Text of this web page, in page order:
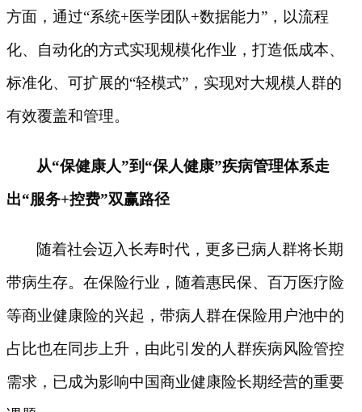
方面，通过“系统+医学团队+数据能力”，以流程
化、自动化的方式实现规模化作业，打造低成本、
标准化、可扩展的“轻模式”，实现对大规模人群的
有效覆盖和管理。
从“保健康人”到“保人健康”疾病管理体系走
出“服务+控费”双赢路径
随着社会迈入长寿时代，更多已病人群将长期
带病生存。在保险行业，随着惠民保、百万医疗险
等商业健康险的兴起，带病人群在保险用户池中的
占比也在同步上升，由此引发的人群疾病风险管控
需求，已成为影响中国商业健康险长期经营的重要